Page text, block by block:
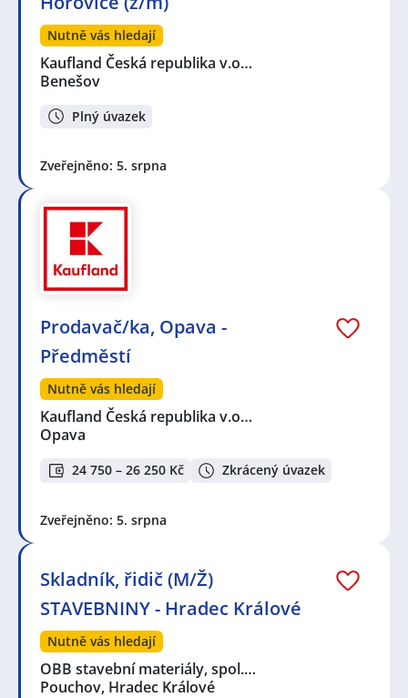
Nutně vás hledají
Kaufland Česká republika v.o…
Benešov
Plný úvazek
Zveřejněno: 5. srpna
Prodavač/ka, Opava -
Předměstí
Nutně vás hledají
Kaufland Česká republika v.o…
Opava
24 750 – 26 250 Kč Zkrácený úvazek
Zveřejněno: 5. srpna
Skladník, řidič (M/Ž)
STAVEBNINY - Hradec Králové
Nutně vás hledají
OBB stavební materiály, spol.…
Pouchov, Hradec Králové